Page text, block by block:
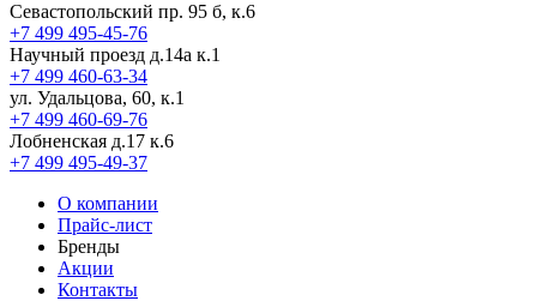
Севастопольский пр. 95 б, к.6
+7 499 495-45-76
Научный проезд д.14а к.1
+7 499 460-63-34
ул. Удальцова, 60, к.1
+7 499 460-69-76
Лобненская д.17 к.6
+7 499 495-49-37
О компании
Прайс-лист
Бренды
Акции
Контакты